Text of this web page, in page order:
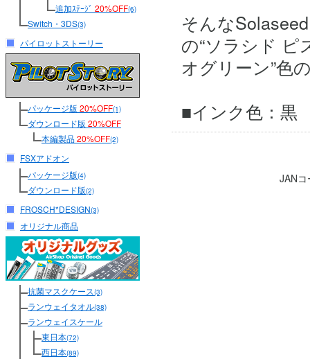
追加ｽﾃｰｼﾞ 20%OFF(6)
Switch・3DS(3)
パイロットストーリー
パッケージ版 20%OFF(1)
ダウンロード版 20%OFF
本編製品20%OFF(2)
FSXアドオン
パッケージ版(4)
ダウンロード版(2)
FROSCH*DESIGN(3)
オリジナル商品
抗菌マスクケース(3)
ランウェイタオル(38)
ランウェイスケール
東日本(72)
西日本(89)
そんな
の“ソラシド ピ
オグリーン”色
■インク色：黒
JAN